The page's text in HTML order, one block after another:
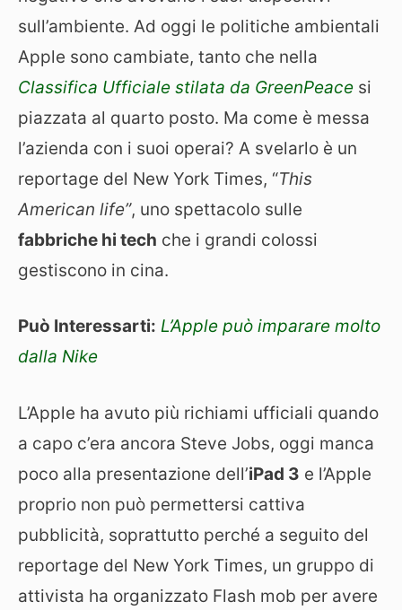
sull’ambiente. Ad oggi le politiche ambientali
Apple sono cambiate, tanto che nella
Classifica Ufficiale stilata da GreenPeace si
piazzata al quarto posto. Ma come è messa
l’azienda con i suoi operai? A svelarlo è un
reportage del New York Times, “This
American life”, uno spettacolo sulle
fabbriche hi tech che i grandi colossi
gestiscono in cina.
Può Interessarti: L’Apple può imparare molto
dalla Nike
L’Apple ha avuto più richiami ufficiali quando
a capo c’era ancora Steve Jobs, oggi manca
poco alla presentazione dell’iPad 3 e l’Apple
proprio non può permettersi cattiva
pubblicità, soprattutto perché a seguito del
reportage del New York Times, un gruppo di
attivista ha organizzato Flash mob per avere